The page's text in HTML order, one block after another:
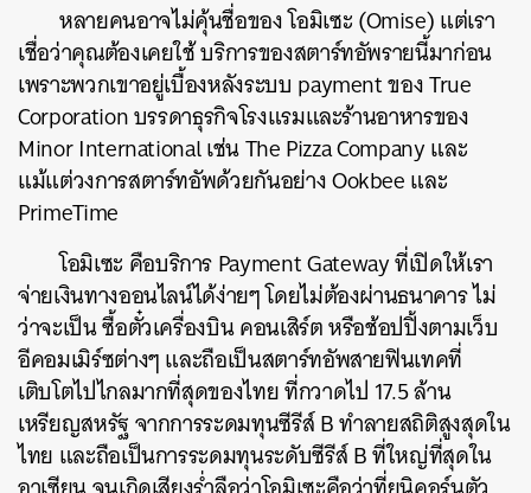
หลายคนอาจไม่คุ้นชื่อของ โอมิเซะ (Omise) แต่เรา
เชื่อว่าคุณต้องเคยใช้ บริการของสตาร์ทอัพรายนี้มาก่อน
เพราะพวกเขาอยู่เบื้องหลังระบบ payment ของ True
Corporation บรรดาธุรกิจโรงแรมและร้านอาหารของ
Minor International เช่น The Pizza Company และ
แม้แต่วงการสตาร์ทอัพด้วยกันอย่าง Ookbee และ
PrimeTime
โอมิเซะ คือบริการ Payment Gateway ที่เปิดให้เรา
จ่ายเงินทางออนไลน์ได้ง่ายๆ โดยไม่ต้องผ่านธนาคาร ไม่
ว่าจะเป็น ซื้อตั๋วเครื่องบิน คอนเสิร์ต หรือช้อปปิ้งตามเว็บ
อีคอมเมิร์ซต่างๆ และถือเป็นสตาร์ทอัพสายฟินเทคที่
เติบโตไปไกลมากที่สุดของไทย ที่กวาดไป 17.5 ล้าน
เหรียญสหรัฐ จากการระดมทุนซีรีส์ B ทำลายสถิติสูงสุดใน
ไทย และถือเป็นการระดมทุนระดับซีรีส์ B ที่ใหญ่ที่สุดใน